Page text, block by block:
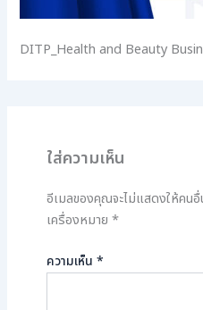
DITP_Health and Beauty
ใส่ความเห็น
อีเมลของคุณจะไม่แสดงให้คนอื่
เครื่องหมาย *
ความเห็น *